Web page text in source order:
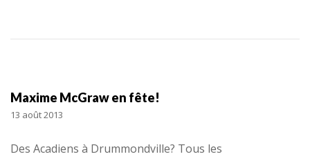
Maxime McGraw en fête!
13 août 2013
Des Acadiens à Drummondville? Tous les